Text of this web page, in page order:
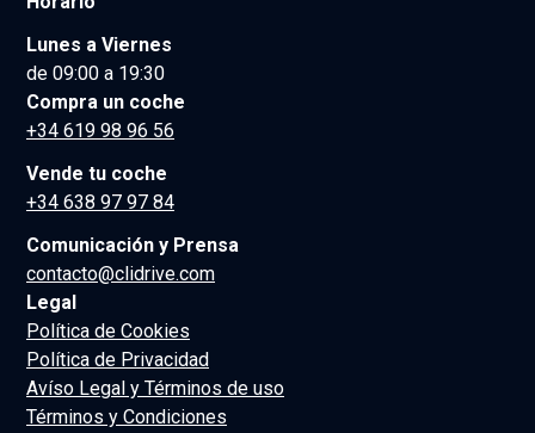
Lunes a Viernes
de 09:00 a 19:30
Compra un coche
+34 619 98 96 56
Vende tu coche
+34 638 97 97 84
Comunicación y Prensa
contacto@clidrive.com
Legal
Política de Cookies
Política de Privacidad
Avíso Legal y Términos de uso
Términos y Condiciones